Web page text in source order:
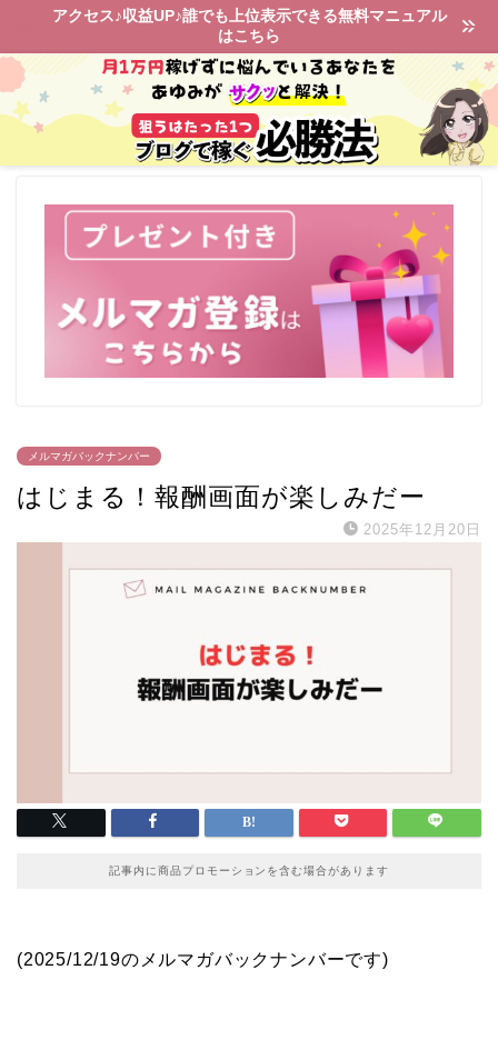
アクセス♪収益UP♪誰でも上位表示できる無料マニュアル
はこちら
メルマガバックナンバー
はじまる！報酬画面が楽しみだー
2025年12月20日
記事内に商品プロモーションを含む場合があります
(2025/12/19のメルマガバックナンバーです)